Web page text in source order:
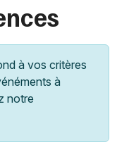
à vos critères
à
notre
lieu